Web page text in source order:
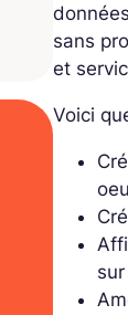
sans
et
Voici